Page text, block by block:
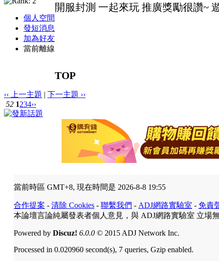
個人空間
發短消息
加為好友
當前離線
開服封測 一起來玩 推廣獎勵很讚~
TOP
‹‹ 上一主題 | 下一主題 ››
52 1234››
當前時區 GMT+8, 現在時間是 2026-8-8 19:55
合作提案 - 清除 Cookies - 聯繫我們 - ADJ網路實驗室 - 免責
本論壇言論純屬發表者個人意見，與 ADJ網路實驗室 立場
Powered by Discuz! 6.0.0 © 2015 ADJ Network Inc.
Processed in 0.020960 second(s), 7 queries, Gzip enabled.